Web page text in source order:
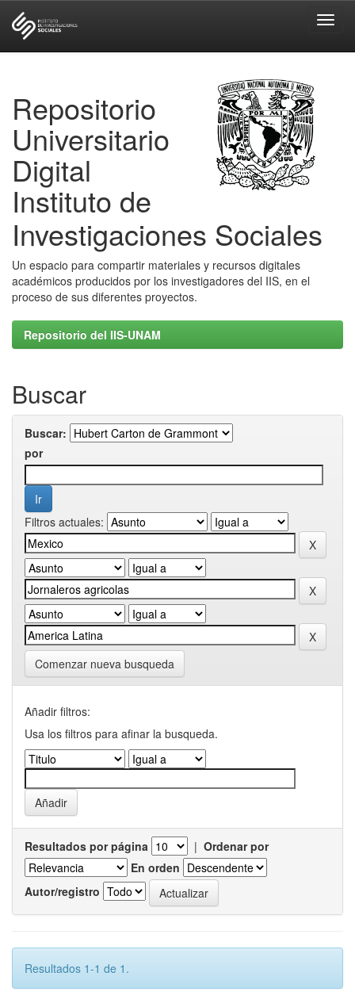
Repositorio
Universitario
Digital
Instituto de
Investigaciones Sociales
Un espacio para compartir materiales y recursos digitales
académicos producidos por los investigadores del IIS, en el
proceso de sus diferentes proyectos.
Repositorio del IIS-UNAM
Buscar
Buscar:
por
Filtros actuales:
Comenzar nueva busqueda
Añadir filtros:
Usa los filtros para afinar la busqueda.
Resultados por página | Ordenar por
En orden
Autor/registro
Resultados 1-1 de 1.